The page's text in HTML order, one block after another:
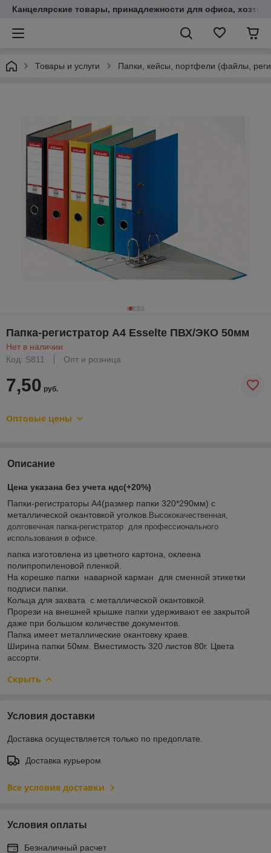
Канцелярские товары, принадлежности для офиса,
Товары и услуги Папки, кейсы, портфели (файлы,
Папка-регистратор А4 Esselte ПВХ/ЭКО 50мм
Нет в наличии
Код: S811
Опт и розница
7,50 руб.
Оптовые цены
Описание
Цена указана без учета ндс(+20%)
Папки-регистраторы А4(размер папки 320*290мм) с
металлической окантовкой уголков. Высококачественная,
долговечная папка-регистратор для профессионального
использования в офисе.
папка изготовлена из цветного картона, оклеена
полипропиленовой пленкой.
На корешке папки наварной карман для сменной этикетки
подписи папки.
Кольца для захвата с металлической окантовкой.
Прорези на внешней крышке папки удерживают ее закрытой
даже при большом количестве документов.
Папка имеет металлические окантовку краев.
Ширина папки 50мм. Вместимость 320 листов 80г. Цвета
ассорти.
Скрыть
Условия доставки
Доставка осуществляется только по предоплате.
Доставка курьером
Все условия доставки
Условия оплаты
Безналичный расчет